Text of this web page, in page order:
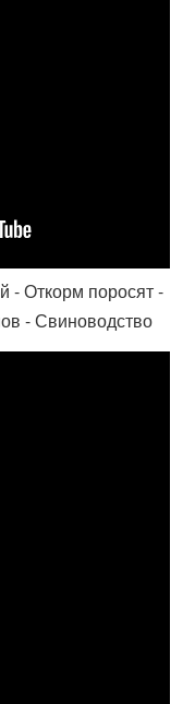
- Откорм поросят -
- Свиноводство